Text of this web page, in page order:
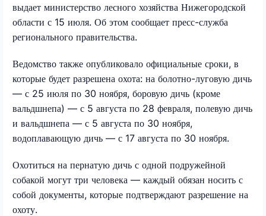
выдает министерство лесного хозяйства Нижегородской
области с 15 июля. Об этом сообщает пресс-служба
регионального правительства.
Ведомство также опубликовало официальные сроки, в
которые будет разрешена охота: на болотно-луговую дичь
— с 25 июля по 30 ноября, боровую дичь (кроме
вальдшнепа) — с 5 августа по 28 февраля, полевую дичь
и вальдшнепа — с 5 августа по 30 ноября,
водоплавающую дичь — с 17 августа по 30 ноября.
Охотиться на пернатую дичь с одной подружейной
собакой могут три человека — каждый обязан носить с
собой документы, которые подтверждают разрешение на
охоту.